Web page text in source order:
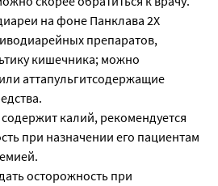
на фоне Панклава 2Х
препаратов,
кишечника; можно
аттапульгитсодержащие
калий, рекомендуется
при назначении его пациентам
осторожность при